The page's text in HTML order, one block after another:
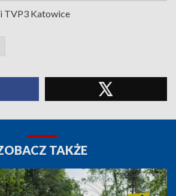
TVP3 Katowice
TAKŻE